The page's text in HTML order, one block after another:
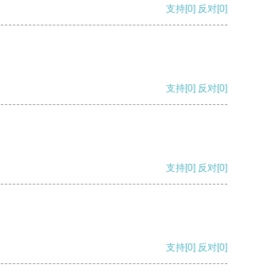
支持[0] 反对[0]
支持[0] 反对[0]
支持[0] 反对[0]
支持[0] 反对[0]